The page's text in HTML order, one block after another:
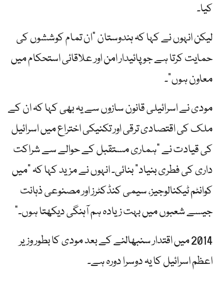
کیا۔
لیکن انہوں نے کہا کہ ہندوستان "ان تمام کوششوں کی
حمایت کرتا ہے جو پائیدار امن اور علاقائی استحکام میں
معاون ہوں”۔
مودی نے اسرائیلی قانون سازوں سے یہ بھی کہا کہ ان کے
ملک کی اقتصادی ترقی اور تکنیکی اختراع میں اسرائیل
کی قیادت نے "ہماری مستقبل کے حوالے سے شراکت
داری کی فطری بنیاد” بنائی۔ انہوں نے مزید کہا کہ "میں
کوانٹم ٹیکنالوجیز، سیمی کنڈکٹرز اور مصنوعی ذہانت
جیسے شعبوں میں بہت زیادہ ہم آہنگی دیکھتا ہوں۔”
2014 میں اقتدار سنبھالنے کے بعد مودی کا بطور وزیر
اعظم اسرائیل کا یہ دوسرا دورہ ہے۔